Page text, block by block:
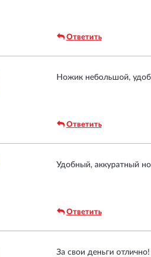
Ответить
Ножик небольшой,
Ответить
Удобный, аккуратный
Ответить
За свои деньги